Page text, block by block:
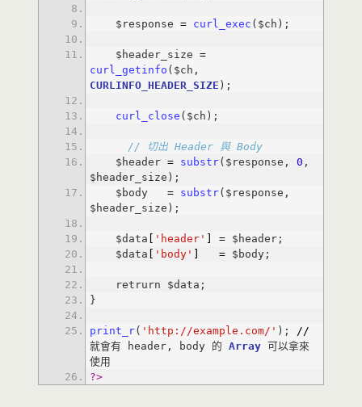
    $response
= curl_exec
    $header_size
=
curl_getinfo
CURLINFO_HEADER_SIZE
curl_close
// 切出 Header 與 Body
    $header
= substr($response, 0 ,
    $body
= substr($response,
    $data
[ 'header' ] =
    $data
[ 'body' ] =
print_r( 'http://example.com/' ); / /
就會有 header, body 的 Array 可以拿來
?>